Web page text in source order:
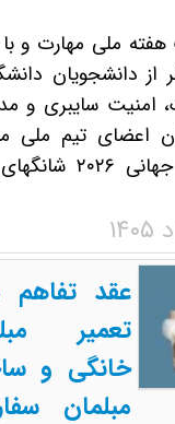
هفته ملی مهارت و
از دانشجویان
امنیت سایبری و
اعضای تیم ملی
اعزام به مسابقات
عقد تفاهم
تعمیر
خانگی و
مبلمان